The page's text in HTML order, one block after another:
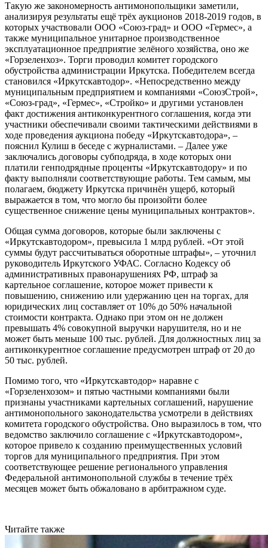
Такую же закономерность антимонопольщики заметили,
анализируя результаты ещё трёх аукционов 2018-2019 годов, в
которых участвовали ООО «Союз-град» и ООО «Гермес», а
также муниципальное унитарное производственное
эксплуатационное предприятие зелёного хозяйства, оно же
«Горзеленхоз». Торги проводил комитет городского
обустройства администрации Иркутска. Победителем всегда
становился «Иркутскавтодор». «Непосредственно между
муниципальным предприятием и компаниями «СоюзСтрой»,
«Союз-град», «Гермес», «Стройко» и другими установлен
факт достижения антиконкурентного соглашения, когда эти
участники обеспечивали своими тактическими действиями в
ходе проведения аукциона победу «Иркутскавтодора», –
пояснил Кулиш в беседе с журналистами. – Далее уже
заключались договоры субподряда, в ходе которых они
платили генподрядные проценты «Иркутскавтодору» и по
факту выполняли соответствующие работы. Тем самым, мы
полагаем, бюджету Иркутска причинён ущерб, который
выражается в том, что могло бы произойти более
существенное снижение цены муниципальных контрактов».
Общая сумма договоров, которые были заключены с
«Иркутскавтодором», превысила 1 млрд рублей. «От этой
суммы будут рассчитываться оборотные штрафы», – уточнил
руководитель Иркутского УФАС. Согласно Кодексу об
административных правонарушениях РФ, штраф за
картельное соглашение, которое может привести к
повышению, снижению или удержанию цен на торгах, для
юридических лиц составляет от 10% до 50% начальной
стоимости контракта. Однако при этом он не должен
превышать 4% совокупной выручки нарушителя, но и не
может быть меньше 100 тыс. рублей. Для должностных лиц за
антиконкурентное соглашение предусмотрен штраф от 20 до
50 тыс. рублей.
Помимо того, что «Иркутскавтодор» наравне с
«Горзеленхозом» и пятью частными компаниями были
признаны участниками картельных соглашений, нарушение
антимонопольного законодательства усмотрели в действиях
комитета городского обустройства. Оно выразилось в том, что
ведомство заключило соглашение с «Иркутскавтодором»,
которое привело к созданию преимущественных условий
торгов для муниципального предприятия. При этом
соответствующее решение регионального управления
Федеральной антимонопольной службы в течение трёх
месяцев может быть обжаловано в арбитражном суде.
Читайте также